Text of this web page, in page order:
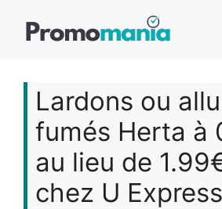
Lardons ou
fumés Herta à
au lieu de
chez U Express